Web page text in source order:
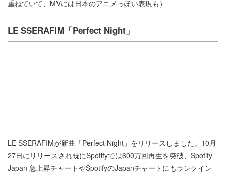
重ねていて、MVには日本のアニメっぽい表現も）
LE SSERAFIM「Perfect Night」
LE SSERAFIMが新曲「Perfect Night」をリリースしました。10月
27日にリリースされ既にSpotifyでは600万回再生を突破、Spotify
Japan 急上昇チャートやSpotifyのJapanチャートにもランクイン